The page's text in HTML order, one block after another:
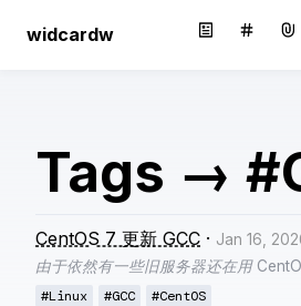
widcardw
Tags →
CentOS 7 更新 GCC · Jan 16,
由于依然有一些旧服务器还在用
#Linux
#GCC #CentOS